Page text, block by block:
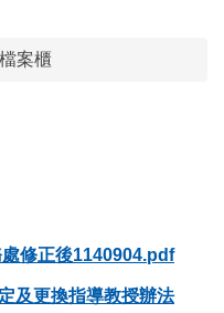
案櫃
修正後1140904.pdf
及更換指導教授辦法